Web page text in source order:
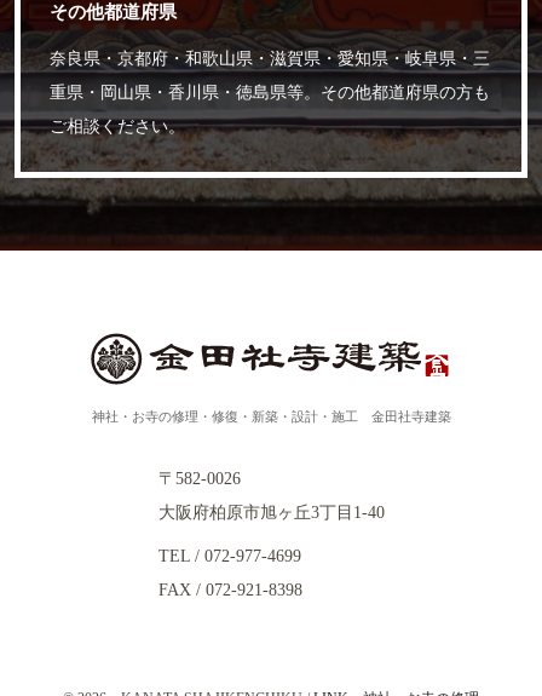
その他都道府県
奈良県・京都府・和歌山県・滋賀県・愛知県・岐阜県・三
重県・岡山県・香川県・徳島県等。その他都道府県の方も
ご相談ください。
神社・お寺の修理・修復・新築・設計・施工 金田社寺建築
〒582-0026
大阪府柏原市旭ヶ丘3丁目1-40
TEL / 072-977-4699
FAX / 072-921-8398